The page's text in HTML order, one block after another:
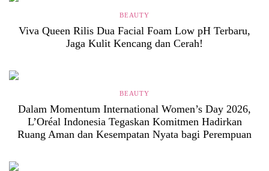
BEAUTY
Viva Queen Rilis Dua Facial Foam Low pH Terbaru,
Jaga Kulit Kencang dan Cerah!
BEAUTY
Dalam Momentum International Women’s Day 2026,
L’Oréal Indonesia Tegaskan Komitmen Hadirkan
Ruang Aman dan Kesempatan Nyata bagi Perempuan